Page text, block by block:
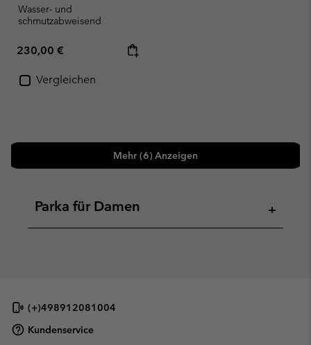
Wasser- und
schmutzabweisend
Regular price:
230,00 €
Vergleichen
Mehr (6) Anzeigen
Parka für Damen +
(+)498912081004
Kundenservice